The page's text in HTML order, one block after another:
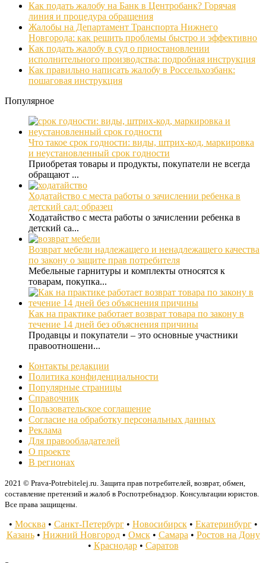
Как подать жалобу на Банк в Центробанк? Горячая
линия и процедура обращения
Жалобы на Департамент Транспорта Нижнего
Новгорода: как решить проблемы быстро и эффективно
Как подать жалобу в суд о приостановлении
исполнительного производства: подробная инструкция
Как правильно написать жалобу в Россельхозбанк:
пошаговая инструкция
Популярное
Что такое срок годности: виды, штрих-код, маркировка
и неустановленный срок годности
Приобретая товары и продукты, покупатели не всегда
обращают ...
Ходатайство с места работы о зачислении ребенка в
детский сад: образец
Ходатайство с места работы о зачислении ребенка в
детский са...
Возврат мебели надлежащего и ненадлежащего качества
по закону о защите прав потребителя
Мебельные гарнитуры и комплекты относятся к
товарам, покупка...
Как на практике работает возврат товара по закону в
течение 14 дней без объяснения причины
Продавцы и покупатели – это основные участники
правоотношени...
Контакты редакции
Политика конфиденциальности
Популярные страницы
Справочник
Пользовательское соглашение
Согласие на обработку персональных данных
Реклама
Для правообладателей
О проекте
В регионах
2021 © Prava-Potrebitelej.ru. Защита прав потребителей, возврат, обмен,
составление претензий и жалоб в Роспотребнадзор. Консультации юристов.
Все права защищены.
• Москва • Санкт-Петербург• Новосибирск• Екатеринбург•
Казань• Нижний Новгород• Омск• Самара • Ростов на Дону
• Краснодар• Саратов